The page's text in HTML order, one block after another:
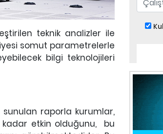
teknik analizler ile
somut parametrelerle
bilgi teknolojileri
raporla kurumlar,
kadar etkin olduğunu, bu